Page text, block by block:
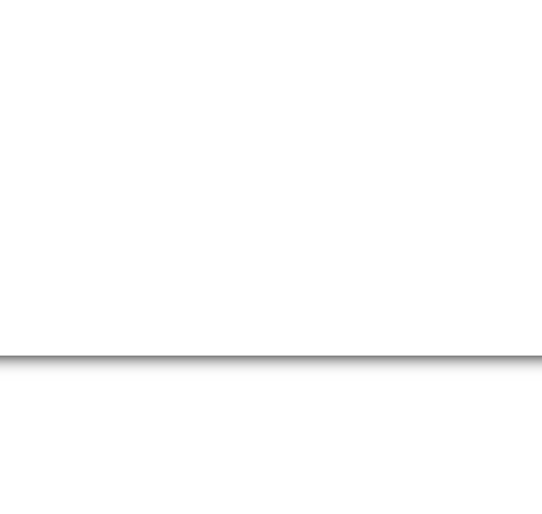
učiteľa na funkčnom
ekonomických vzťahov a
a medzinárodné hospodárske vzťahy,
hospodárske vzťahy.
učiteľov na funkčnom mieste odborný asistent sa
vysokoškolské vzdelanie 3. stupňa,